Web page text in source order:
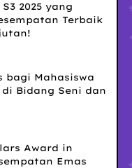
2025 yang
Terbaik
bagi Mahasiswa
Bidang Seni dan
Award in
Emas